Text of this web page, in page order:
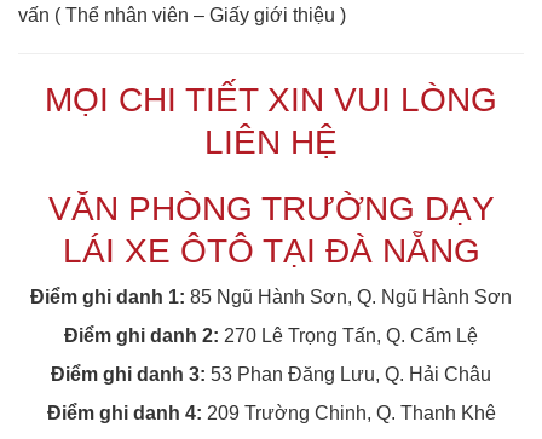
vấn ( Thể nhân viên – Giấy giới thiệu )
MỌI CHI TIẾT XIN VUI LÒNG
LIÊN HỆ
VĂN PHÒNG TRƯỜNG DẠY
LÁI XE ÔTÔ TẠI ĐÀ NẴNG
Điểm ghi danh 1: 85 Ngũ Hành Sơn, Q. Ngũ Hành Sơn
Điểm ghi danh 2: 270 Lê Trọng Tấn, Q. Cẩm Lệ
Điểm ghi danh 3: 53 Phan Đăng Lưu, Q. Hải Châu
Điểm ghi danh 4: 209 Trường Chinh, Q. Thanh Khê